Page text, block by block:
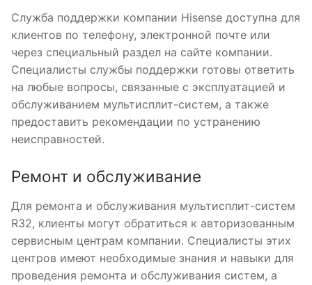
Служба поддержки компании Hisense доступна для
клиентов по телефону, электронной почте или
через специальный раздел на сайте компании.
Специалисты службы поддержки готовы ответить
на любые вопросы, связанные с эксплуатацией и
обслуживанием мультисплит-систем, а также
предоставить рекомендации по устранению
неисправностей.
Ремонт и обслуживание
Для ремонта и обслуживания мультисплит-систем
R32, клиенты могут обратиться к авторизованным
сервисным центрам компании. Специалисты этих
центров имеют необходимые знания и навыки для
проведения ремонта и обслуживания систем, а